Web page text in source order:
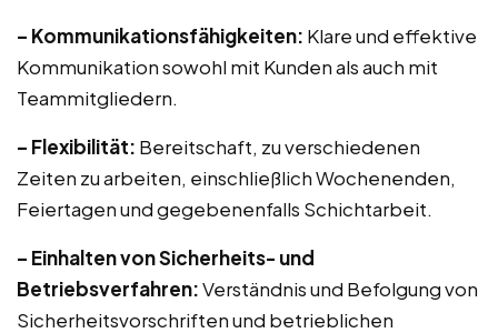
– Kommunikationsfähigkeiten: Klare und effektive
Kommunikation sowohl mit Kunden als auch mit
Teammitgliedern.
– Flexibilität: Bereitschaft, zu verschiedenen
Zeiten zu arbeiten, einschließlich Wochenenden,
Feiertagen und gegebenenfalls Schichtarbeit.
– Einhalten von Sicherheits- und
Betriebsverfahren:Verständnis und Befolgung von
Sicherheitsvorschriften und betrieblichen